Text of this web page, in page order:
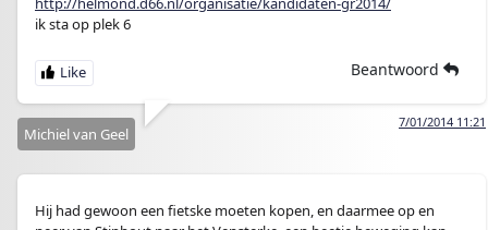
ik sta op plek 6
Beantwoord
7/01/2014 11:21
Michiel van Geel
Hij had gewoon een fietske moeten kopen, en daarmee op en